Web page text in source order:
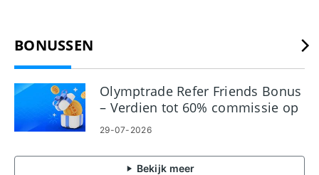
BONUSSEN
Olymptrade Refer Friends Bonus
– Verdien tot 60% commissie op
verwijzingen
29-07-2026
Bekijk meer